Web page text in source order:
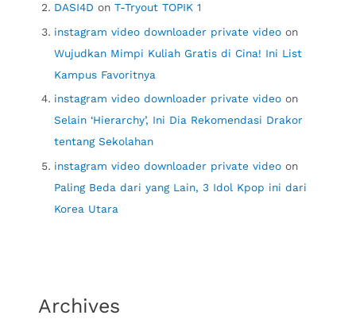
DASI4D onT-Tryout TOPIK 1
instagram video downloader private video on
Wujudkan Mimpi Kuliah Gratis di Cina! Ini List
Kampus Favoritnya
instagram video downloader private video on
Selain ‘Hierarchy’, Ini Dia Rekomendasi Drakor
tentang Sekolahan
instagram video downloader private video on
Paling Beda dari yang Lain, 3 Idol Kpop ini dari
Korea Utara
Archives